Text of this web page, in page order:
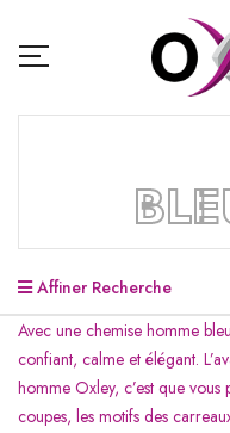
Affiner Recherche
Avec une chemise homme
confiant, calme et élégant.
homme Oxley, c’est que
coupes, les motifs des